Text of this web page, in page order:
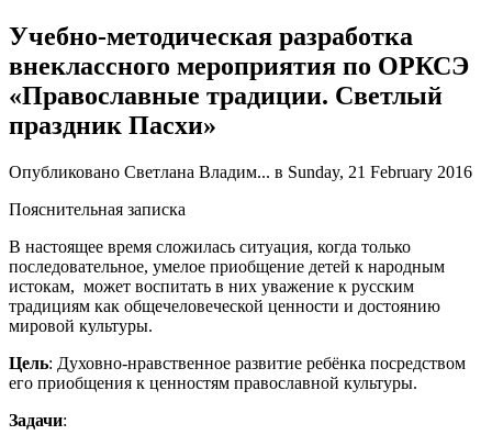
Учебно-методическая разработка
внеклассного мероприятия по ОРКСЭ
«Православные традиции. Светлый
праздник Пасхи»
Опубликовано Светлана Владим... в Sunday, 21 February 2016
Пояснительная записка
В настоящее время сложилась ситуация, когда только
последовательное, умелое приобщение детей к народным
истокам, может воспитать в них уважение к русским
традициям как общечеловеческой ценности и достоянию
мировой культуры.
Цель: Духовно-нравственное развитие ребёнка посредством
его приобщения к ценностям православной культуры.
Задачи: